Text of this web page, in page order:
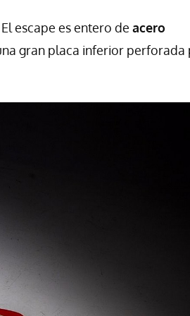
escape es entero de acero
gran placa inferior perforada